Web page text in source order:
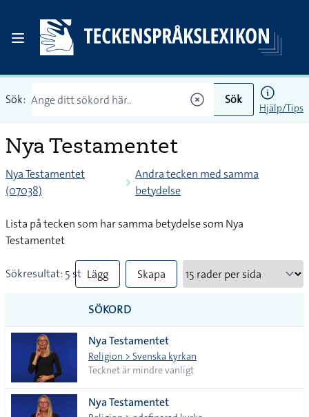
Sök: Sök
Hjälp/Tips
Nya Testamentet
Nya Testamentet
(07038)
Andra tecken med samma
betydelse
Lista på tecken som har samma betydelse som Nya
Testamentet
Sökresultat: 5 st Lägg
till
alla i
lista
Skapa
SÖKORD
Nya Testamentet
Religion > Svenska kyrkan
Tecknet är mindre vanligt
Nya Testamentet